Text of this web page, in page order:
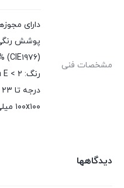
مشخصات فنی
۱۰۰x۱۰۰ میلی‌متر
دیدگاهها